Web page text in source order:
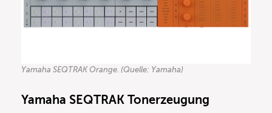
Yamaha SEQTRAK Orange. (Quelle: Yamaha)
Yamaha SEQTRAK Tonerzeugung